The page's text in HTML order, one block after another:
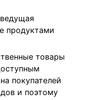
продуктами
товары
покупателей
и поэтому